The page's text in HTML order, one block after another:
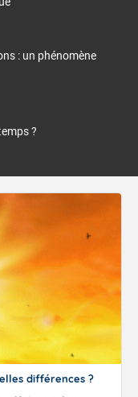
: un phénomène
?
différences ?